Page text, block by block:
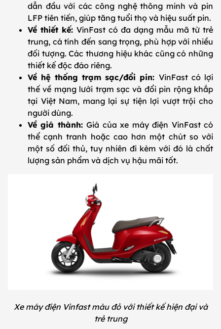
dẫn đầu với các công nghệ thông minh và pin
LFP tiên tiến, giúp tăng tuổi thọ và hiệu suất pin.
Về thiết kế: VinFast có đa dạng mẫu mã từ trẻ
trung, cá tính đến sang trọng, phù hợp với nhiều
đối tượng. Các thương hiệu khác cũng có những
thiết kế độc đáo riêng.
Về hệ thống trạm sạc/đổi pin: VinFast có lợi
thế về mạng lưới trạm sạc và đổi pin rộng khắp
tại Việt Nam, mang lại sự tiện lợi vượt trội cho
người dùng.
Về giá thành:Giá của xe máy điện VinFast có
thể cạnh tranh hoặc cao hơn một chút so với
một số đối thủ, tuy nhiên đi kèm với đó là chất
lượng sản phẩm và dịch vụ hậu mãi tốt.
Xe máy điện Vinfast màu đỏ với thiết kế hiện đại và
trẻ trung